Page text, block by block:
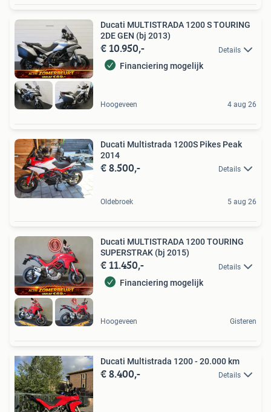
Ducati MULTISTRADA 1200 S TOURING
2DE GEN (bj 2013)
€ 10.950,- Details
Financiering mogelijk
Hoogeveen 4 aug 26
Ducati Multistrada 1200S Pikes Peak
2014
€ 8.500,- Details
Oldebroek 5 aug 26
Ducati MULTISTRADA 1200 TOURING
SUPERSTRAK (bj 2015)
€ 11.450,- Details
Financiering mogelijk
Hoogeveen Gisteren
Ducati Multistrada 1200 - 20.000 km
€ 8.400,- Details